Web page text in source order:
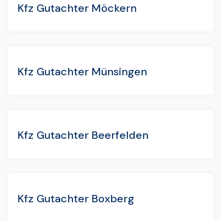
Kfz Gutachter Möckern
Kfz Gutachter Münsingen
Kfz Gutachter Beerfelden
Kfz Gutachter Boxberg